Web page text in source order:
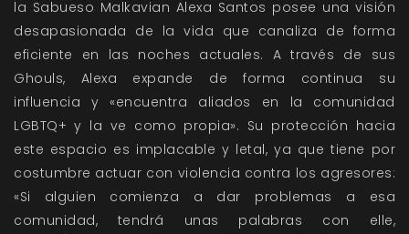
la Sabueso Malkavian Alexa Santos posee una visión
desapasionada de la vida que canaliza de forma
eficiente en las noches actuales. A través de sus
Ghouls, Alexa expande de forma continua su
influencia y «encuentra aliados en la comunidad
LGBTQ+ y la ve como propia». Su protección hacia
este espacio es implacable y letal, ya que tiene por
costumbre actuar con violencia contra los agresores:
«Si alguien comienza a dar problemas a esa
comunidad, tendrá unas palabras con elle,